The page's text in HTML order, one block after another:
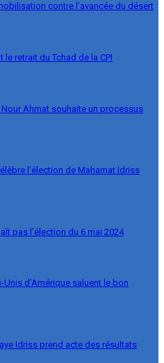
contre l’avancée du désert
le retrait du Tchad de la CPI
Ahmat souhaite un processus
l’élection de Mahamat Idriss
pas l’élection du 6 mai 2024
Unis d’Amérique saluent le bon
Idriss prend acte des résultats